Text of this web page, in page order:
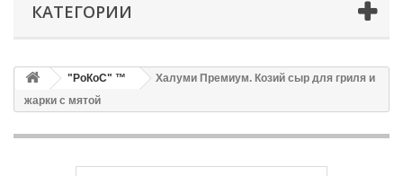
КАТЕГОРИИ
"РоКоС" ™
Халуми Премиум. Козий сыр для гриля и
жарки с мятой